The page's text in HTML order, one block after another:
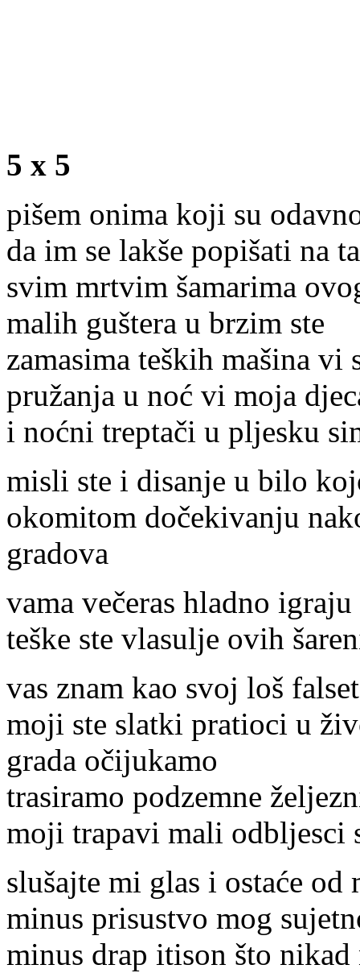
5 x 5
pišem onima koji su
da im se lakše popišati na
svim mrtvim šamarima
malih guštera u brzim ste
zamasima teških mašina vi
pružanja u noć vi moja
i noćni treptači u pljesku
misli ste i disanje u bilo
okomitom dočekivanju
gradova
vama večeras hladno
teške ste vlasulje ovih
vas znam kao svoj loš falset
moji ste slatki pratioci u
grada očijukamo
trasiramo podzemne
moji trapavi mali odbljesci
slušajte mi glas i ostaće od
minus prisustvo mog
minus drap itison što